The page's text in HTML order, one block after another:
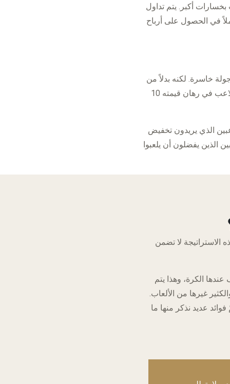
بخسارات أكبر. يتم تداول
في الحصول على أرباح
خاسرة. لكنه بدلاً من
مضاعفة حجم الرهان، يزيد رهانه بمقدار نصف مبلغ الرهان السابق. على سبيل المثال، إذا خسر اللاعب في رهان قيمته 10
الذي يريدون تخفيض
الذين يفضلون أن يلعبوا
الاستراتيجة لا تضمن
الكرة، وهذا يتم
غيرها من الألعاب.
عديد نذكر منها ما